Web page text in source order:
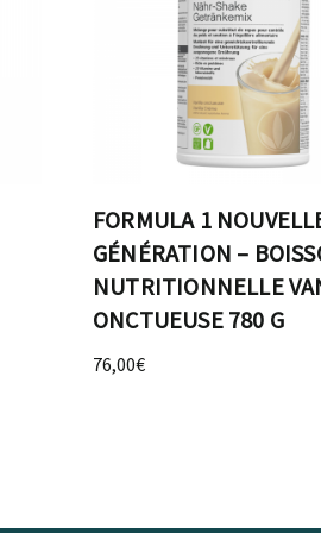
FORMULA 1
GÉNÉRATION –
NUTRITIONNELLE
ONCTUEUSE 780 G
76,00€